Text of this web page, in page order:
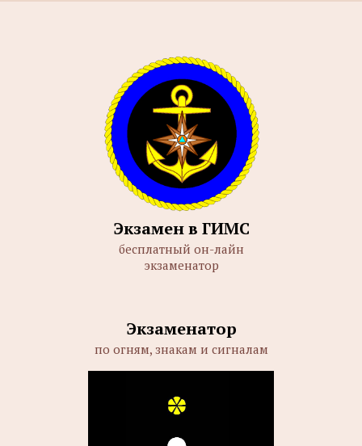
Экзамен в ГИМС
бесплатный он-лайн
экзаменатор
Экзаменатор
по огням, знакам и сигналам